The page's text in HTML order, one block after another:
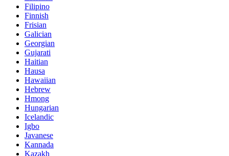
Filipino
Finnish
Frisian
Galician
Georgian
Gujarati
Haitian
Hausa
Hawaiian
Hebrew
Hmong
Hungarian
Icelandic
Igbo
Javanese
Kannada
Kazakh